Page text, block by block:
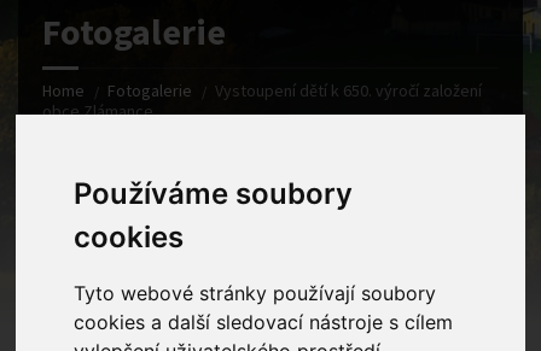
Používáme soubory
cookies
Tyto webové stránky používají soubory
cookies a další sledovací nástroje s cílem
Fotogalerie
Home Fotogalerie
Vystoupení dětí k 650. výročí založení
obce Zlámance.